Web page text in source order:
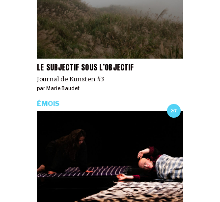
LE SUBJECTIF SOUS L’OBJECTIF
Journal de Kunsten #3
parMarie Baudet
2/7
ÉMOIS